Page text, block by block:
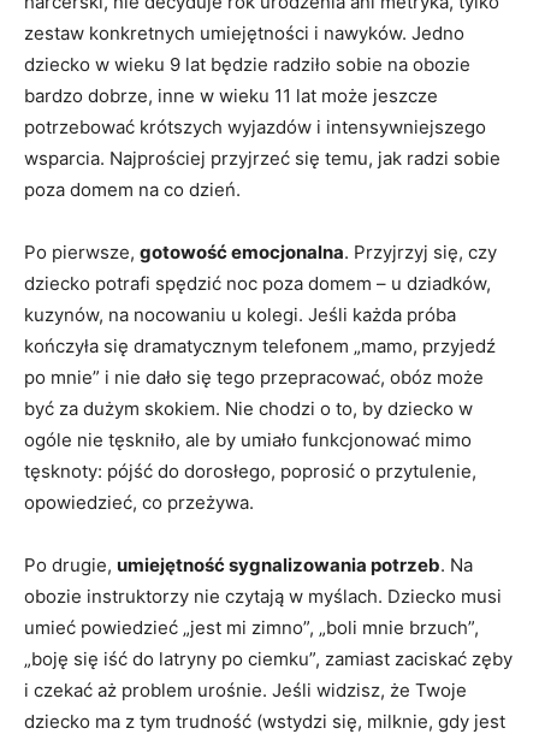
zestaw konkretnych umiejętności i nawyków. Jedno
dziecko w wieku 9 lat będzie radziło sobie na obozie
bardzo dobrze, inne w wieku 11 lat może jeszcze
potrzebować krótszych wyjazdów i intensywniejszego
wsparcia. Najprościej przyjrzeć się temu, jak radzi sobie
poza domem na co dzień.
Po pierwsze, gotowość emocjonalna. Przyjrzyj się, czy
dziecko potrafi spędzić noc poza domem – u dziadków,
kuzynów, na nocowaniu u kolegi. Jeśli każda próba
kończyła się dramatycznym telefonem „mamo, przyjedź
po mnie” i nie dało się tego przepracować, obóz może
być za dużym skokiem. Nie chodzi o to, by dziecko w
ogóle nie tęskniło, ale by umiało funkcjonować mimo
tęsknoty: pójść do dorosłego, poprosić o przytulenie,
opowiedzieć, co przeżywa.
Po drugie, umiejętność sygnalizowania potrzeb. Na
obozie instruktorzy nie czytają w myślach. Dziecko musi
umieć powiedzieć „jest mi zimno”, „boli mnie brzuch”,
„boję się iść do latryny po ciemku”, zamiast zaciskać zęby
i czekać aż problem urośnie. Jeśli widzisz, że Twoje
dziecko ma z tym trudność (wstydzi się, milknie, gdy jest